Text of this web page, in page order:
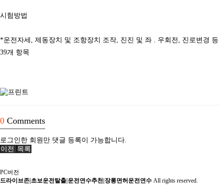
시험방법
*운전자세, 제동장치 및 조항장치 조작, 진진 및 좌 . 우회전, 진로변경 등
39개 항목
0 Comments
로그인한 회원만 댓글 등록이 가능합니다.
이전 목록
PC버전
드라이브존|초보운전탈출|운전연수추천|장롱면허운전연수 All rights reserved.